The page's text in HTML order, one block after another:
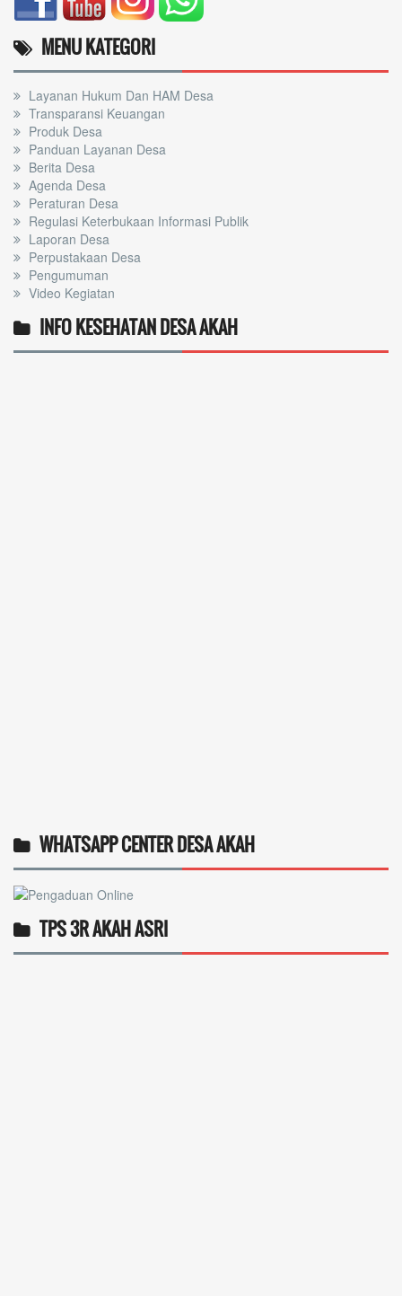
MENU KATEGORI
Layanan Hukum Dan HAM Desa
Transparansi Keuangan
Produk Desa
Panduan Layanan Desa
Berita Desa
Agenda Desa
Peraturan Desa
Regulasi Keterbukaan Informasi Publik
Laporan Desa
Perpustakaan Desa
Pengumuman
Video Kegiatan
INFO KESEHATAN DESA AKAH
WHATSAPP CENTER DESA AKAH
TPS 3R AKAH ASRI